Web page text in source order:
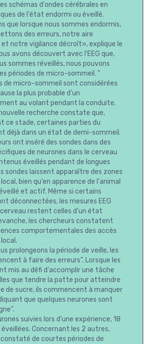
schémas d'ondes cérébrales en
de l'état endormi ou éveillé.
que lorsque nous sommes endormis,
des erreurs, notre aire
notre vigilance décroît», explique le
avons découvert avec l'EEG que,
sommes réveillés, nous pouvons
périodes de micro-sommeil. "
de micro-sommeil sont considérées
la plus probable d'un
au volant pendant la conduite.
recherche constate que,
ce stade, certaines parties du
déjà dans un état de demi-sommeil.
ont inséré des sondes dans des
de neurones dans le cerveau
éveillés pendant de longues
sondes laissent apparaître des zones
bien qu'en apparence de l'animal
et actif. Même si certains
déconnectées, les mesures EEG
cerveau restent celles d'un état
les chercheurs constatent
comportementales des accès
prolongeons la période de veille, les
à faire des erreurs”. Lorsque les
mis au défi d'accomplir une tâche
que tendre la patte pour atteindre
de sucre, ils commencent à manquer
que quelques neurones sont
suivies lors d'une expérience, 18
Concernant les 2 autres,
de courtes périodes de